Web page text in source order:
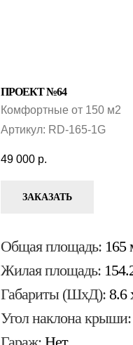
ПРОЕКТ №64
Комфортные от 150 м2
Артикул: RD-165-1G
49 000 р.
ЗАКАЗАТЬ
Общая площадь: 165
Жилая площадь:
Габариты (ШхД): 8.6
Угол наклона крыши: